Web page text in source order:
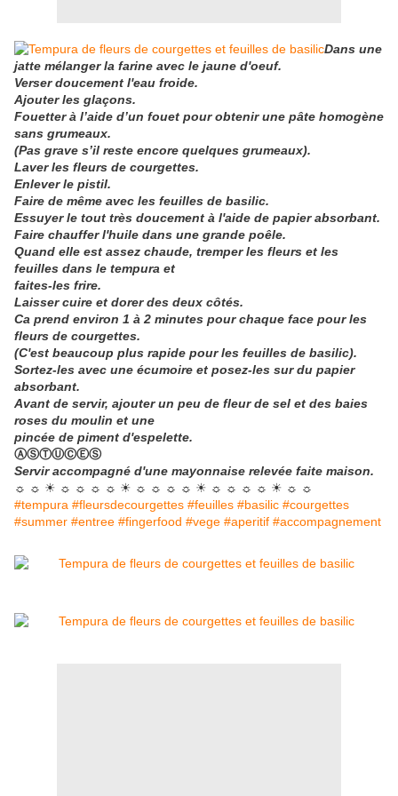
Dans une
jatte mélanger la farine avec le jaune d'oeuf.
Verser doucement l'eau froide.
Ajouter les glaçons.
Fouetter à l’aide d’un fouet pour obtenir une pâte homogène
sans grumeaux.
(Pas grave s’il reste encore quelques grumeaux).
Laver les fleurs de courgettes.
Enlever le pistil.
Faire de même avec les feuilles de basilic.
Essuyer le tout très doucement à l'aide de papier absorbant.
Faire chauffer l'huile dans une grande poêle.
Quand elle est assez chaude, tremper les fleurs et les
feuilles dans le tempura et
faites-les frire.
Laisser cuire et dorer des deux côtés.
Ca prend environ 1 à 2 minutes pour chaque face pour les
fleurs de courgettes.
(C'est beaucoup plus rapide pour les feuilles de basilic).
Sortez-les avec une écumoire et posez-les sur du papier
absorbant.
Avant de servir, ajouter un peu de fleur de sel et des baies
roses du moulin et une
pincée de piment d'espelette.
ⒶⓈⓉⓊⒸⒺⓈ
Servir accompagné d'une mayonnaise relevée faite maison.
☼ ☼ ☀ ☼ ☼ ☼ ☼ ☀ ☼ ☼ ☼ ☼ ☀ ☼ ☼ ☼ ☼ ☀ ☼ ☼
#tempura #fleursdecourgettes #feuilles #basilic #courgettes
#summer #entree #fingerfood #vege #aperitif #accompagnement